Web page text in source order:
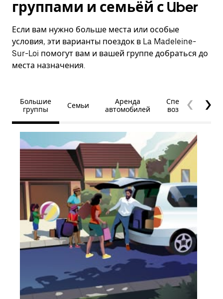
группами и семьёй с Uber
Если вам нужно больше места или особые
условия, эти варианты поездок в La Madeleine-
Sur-Loi помогут вам и вашей группе добраться до
места назначения.
Большие
группы
Семьи
Аренда
автомобилей
Специальные
возможности